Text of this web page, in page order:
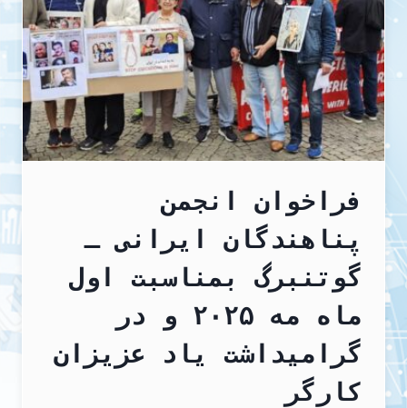
ابد
«فارس»
است
و
باید
یاد
بگیرند
نام
درست
رو
بکار
فراخوان انجمن
پناهندگان ایرانی ـ
گوتنبرگ بمناسبت اول
ماه مه ۲۰۲۵ و در
گرامیداشت یاد عزیزان
کارگر